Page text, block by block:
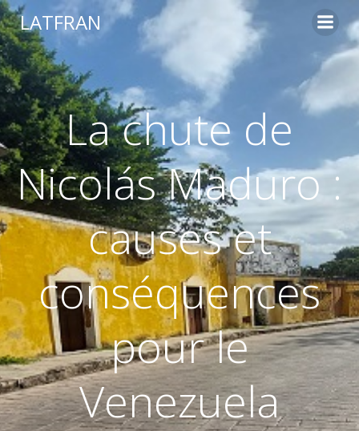
LATFRAN
La chute de
Nicolás Maduro :
causes et
conséquences
pour le
Venezuela